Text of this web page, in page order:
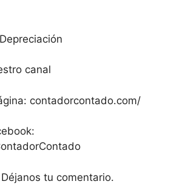
canal
contadorcontado.com/
tu comentario.